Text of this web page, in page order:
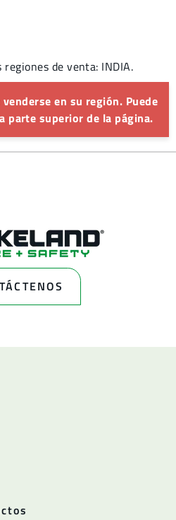
de venta: INDIA.
en su región. Puede
parte superior de la página.